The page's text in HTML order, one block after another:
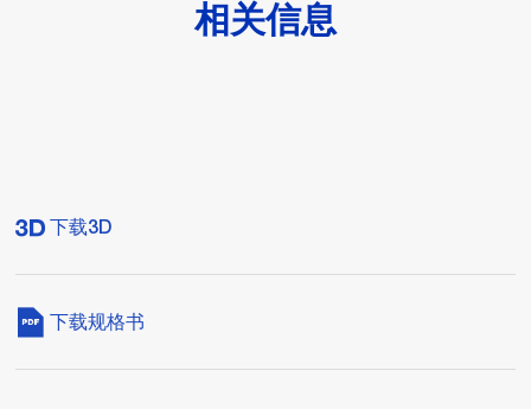
相关信息
下载3D
下载规格书